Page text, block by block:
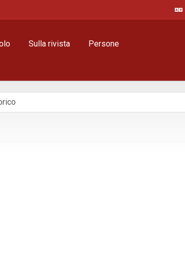
Sulla rivista Persone